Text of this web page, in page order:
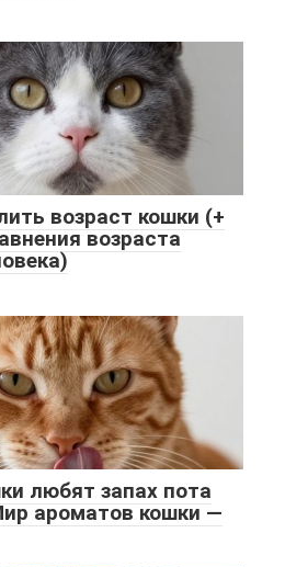
возраст кошки (+
возраста
любят запах пота
ароматов кошки —